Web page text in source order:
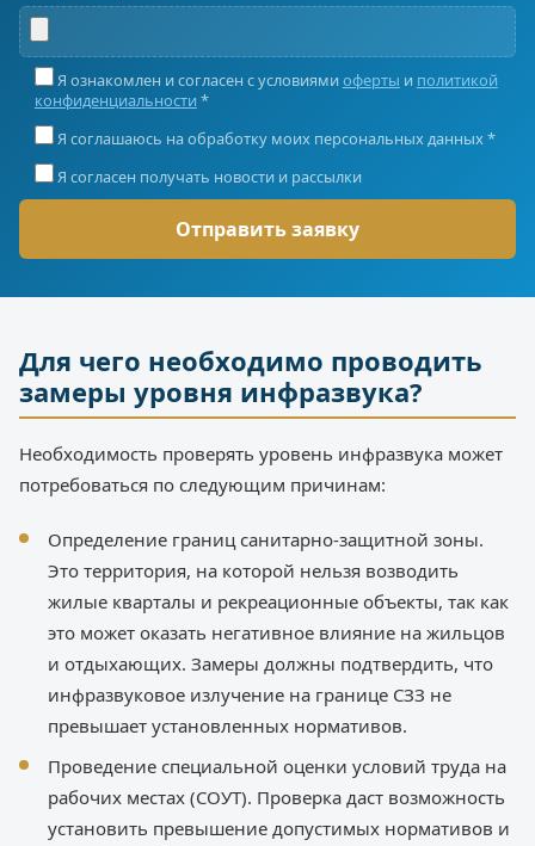
Я ознакомлен и согласен с условиями оферты и политикой
конфиденциальности *
Я соглашаюсь на обработку моих персональных данных *
Я согласен получать новости и рассылки
Для чего необходимо проводить
замеры уровня инфразвука?
Необходимость проверять уровень инфразвука может
потребоваться по следующим причинам:
Определение границ санитарно-защитной зоны.
Это территория, на которой нельзя возводить
жилые кварталы и рекреационные объекты, так как
это может оказать негативное влияние на жильцов
и отдыхающих. Замеры должны подтвердить, что
инфразвуковое излучение на границе СЗЗ не
превышает установленных нормативов.
Проведение специальной оценки условий труда на
рабочих местах (СОУТ). Проверка даст возможность
установить превышение допустимых нормативов и